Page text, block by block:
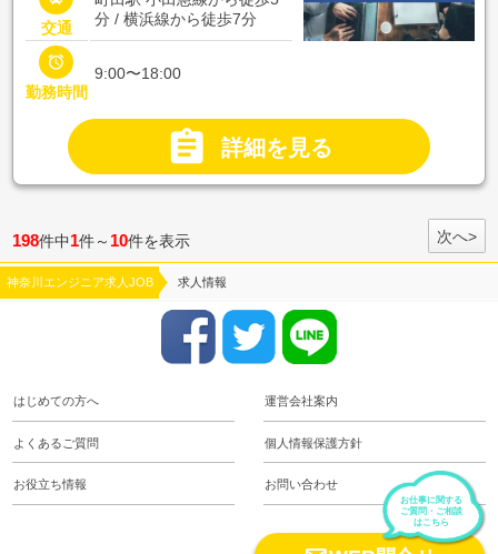
交通
分 / 横浜線から徒歩7分

勤務時間
9:00〜18:00
 詳細を見る
198件中1件～ 10件を表示 次へ>
神奈川エンジニア求人JOB 求人情報
はじめての方へ 運営会社案内
よくあるご質問 個人情報保護方針
お役立ち情報 お問い合わせ
お仕事に関する
ご質問・ご相談
はこちら